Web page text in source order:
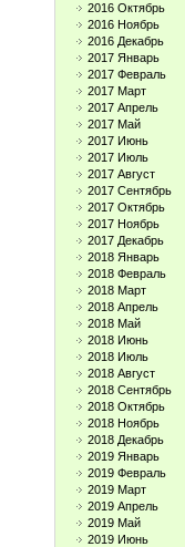
2016 Октябрь
2016 Ноябрь
2016 Декабрь
2017 Январь
2017 Февраль
2017 Март
2017 Апрель
2017 Май
2017 Июнь
2017 Июль
2017 Август
2017 Сентябрь
2017 Октябрь
2017 Ноябрь
2017 Декабрь
2018 Январь
2018 Февраль
2018 Март
2018 Апрель
2018 Май
2018 Июнь
2018 Июль
2018 Август
2018 Сентябрь
2018 Октябрь
2018 Ноябрь
2018 Декабрь
2019 Январь
2019 Февраль
2019 Март
2019 Апрель
2019 Май
2019 Июнь